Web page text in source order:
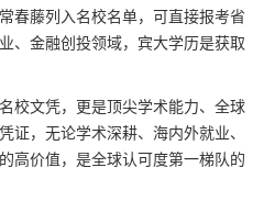
春藤列入名校名单，可直接报考省
、金融创投领域，宾大学历是获取
校文凭，更是顶尖学术能力、全球
证，无论学术深耕、海内外就业、
高价值，是全球认可度第一梯队的